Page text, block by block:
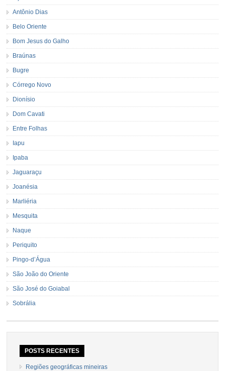
Antônio Dias
Belo Oriente
Bom Jesus do Galho
Braúnas
Bugre
Córrego Novo
Dionísio
Dom Cavati
Entre Folhas
Iapu
Ipaba
Jaguaraçu
Joanésia
Marliéria
Mesquita
Naque
Periquito
Pingo-d’Água
São João do Oriente
São José do Goiabal
Sobrália
POSTS RECENTES
Regiões geográficas mineiras